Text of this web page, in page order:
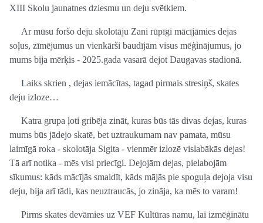
XIII Skolu jaunatnes dziesmu un deju svētkiem.
Ar mūsu foršo deju skolotāju Zani rūpīgi mācījāmies dejas
soļus, zīmējumus un vienkārši baudījām visus mēģinājumus, jo
mums bija mērķis - 2025.gada vasarā dejot Daugavas stadionā.
Laiks skrien , dejas iemācītas, tagad pirmais stresiņš, skates
deju izloze…
Katra grupa ļoti gribēja zināt, kuras būs tās divas dejas, kuras
mums būs jādejo skatē, bet uztraukumam nav pamata, mūsu
laimīgā roka - skolotāja Sigita - vienmēr izlozē vislabākās dejas!
Tā arī notika - mēs visi priecīgi. Dejojām dejas, pielabojām
sīkumus: kāds mācījās smaidīt, kāds mājās pie spoguļa dejoja visu
deju, bija arī tādi, kas neuztraucās, jo zināja, ka mēs to varam!
Pirms skates devāmies uz VEF Kultūras namu, lai izmēģinātu